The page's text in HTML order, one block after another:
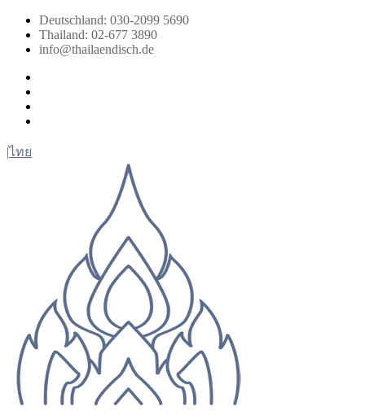
Zum
Inhalt
springen
Deutschland: 030-2099 5690
Thailand: 02-677 3890
info@thailaendisch.de
|ไทย